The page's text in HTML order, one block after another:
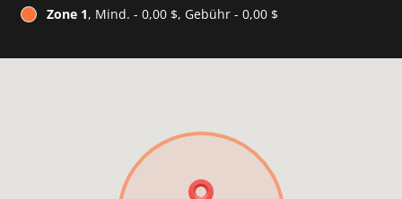
Zone 1, Mind. - 0,00 $, Gebühr - 0,00 $